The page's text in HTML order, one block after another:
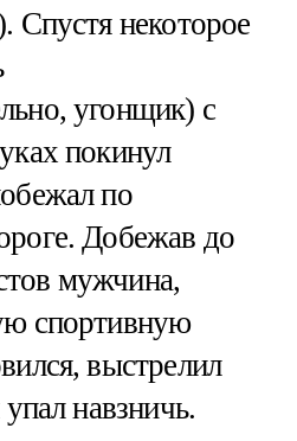
Спустя некоторое
угонщик) с
покинул
по
Добежав до
мужчина,
спортивную
выстрелил
навзничь.